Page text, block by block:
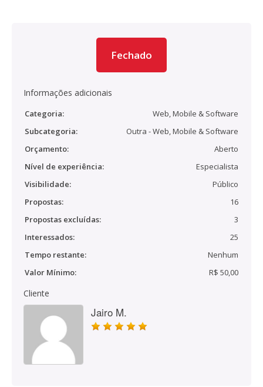
Fechado
Informações adicionais
Categoria:
Web, Mobile & Software
Subcategoria:
Outra - Web, Mobile & Software
Orçamento:
Aberto
Nível de experiência:
Especialista
Visibilidade:
Público
Propostas:
16
Propostas excluídas:
3
Interessados:
25
Tempo restante:
Nenhum
Valor Mínimo:
R$ 50,00
Cliente
Jairo M.